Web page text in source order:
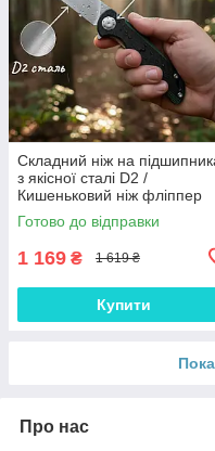
Складний ніж на
з якісної сталі D2 /
Кишеньковий ніж фліппер
розкладний EDC, для
військового (21 см), GT-52
Готово до відправки
1 169 ₴ 1 619 ₴
Купити
Про нас